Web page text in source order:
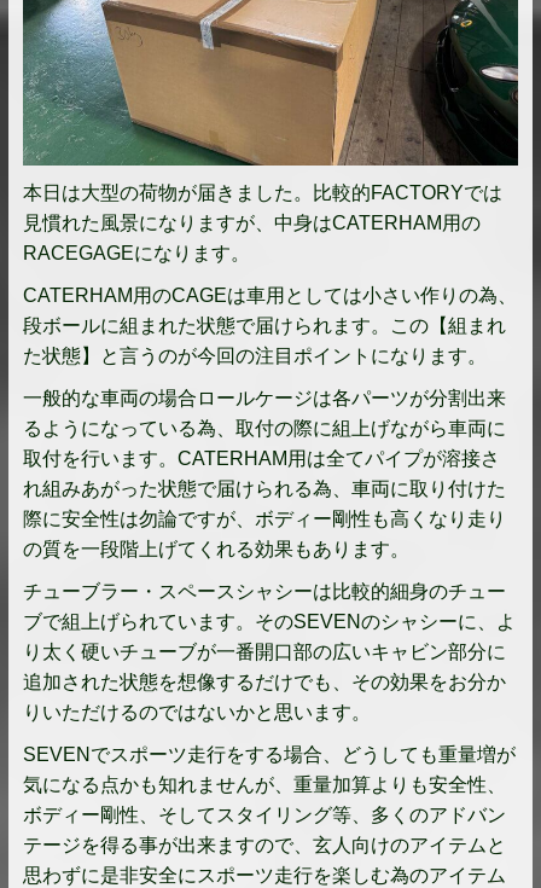
本日は大型の荷物が届きました。比較的FACTORYでは
見慣れた風景になりますが、中身はCATERHAM用の
RACEGAGEになります。
CATERHAM用のCAGEは車用としては小さい作りの為、
段ボールに組まれた状態で届けられます。この【組まれ
た状態】と言うのが今回の注目ポイントになります。
一般的な車両の場合ロールケージは各パーツが分割出来
るようになっている為、取付の際に組上げながら車両に
取付を行います。CATERHAM用は全てパイプが溶接さ
れ組みあがった状態で届けられる為、車両に取り付けた
際に安全性は勿論ですが、ボディー剛性も高くなり走り
の質を一段階上げてくれる効果もあります。
チューブラー・スペースシャシーは比較的細身のチュー
ブで組上げられています。そのSEVENのシャシーに、よ
り太く硬いチューブが一番開口部の広いキャビン部分に
追加された状態を想像するだけでも、その効果をお分か
りいただけるのではないかと思います。
SEVENでスポーツ走行をする場合、どうしても重量増が
気になる点かも知れませんが、重量加算よりも安全性、
ボディー剛性、そしてスタイリング等、多くのアドバン
テージを得る事が出来ますので、玄人向けのアイテムと
思わずに是非安全にスポーツ走行を楽しむ為のアイテム